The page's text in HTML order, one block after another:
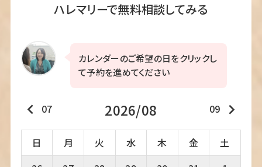
ハレマリーで無料相談してみる
カレンダーのご希望の日をクリックし
て予約を進めてください
keyboard_arrow_left 07 2026/08 09 keyboard_arrow_right
日 月 火 水 木 金
土